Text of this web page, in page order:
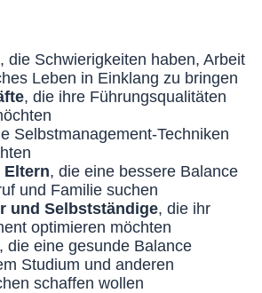
, die Schwierigkeiten haben, Arbeit
Leben in Einklang zu bringen
, die ihre Führungsqualitäten
Selbstmanagement-Techniken
Eltern, die eine bessere Balance
und Familie suchen
und Selbstständige, die ihr
optimieren möchten
, die eine gesunde Balance
Studium und anderen
schaffen wollen